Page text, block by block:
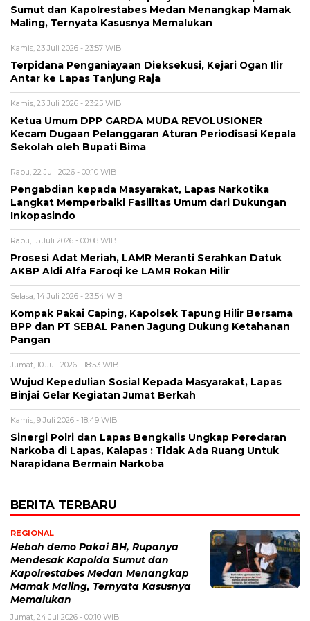
Sumut dan Kapolrestabes Medan Menangkap Mamak
Maling, Ternyata Kasusnya Memalukan
Kamis, 23 Juli 2026 - 23:57 WIB
Terpidana Penganiayaan Dieksekusi, Kejari Ogan Ilir
Antar ke Lapas Tanjung Raja
Kamis, 23 Juli 2026 - 23:25 WIB
Ketua Umum DPP GARDA MUDA REVOLUSIONER
Kecam Dugaan Pelanggaran Aturan Periodisasi Kepala
Sekolah oleh Bupati Bima
Rabu, 22 Juli 2026 - 00:10 WIB
Pengabdian kepada Masyarakat, Lapas Narkotika
Langkat Memperbaiki Fasilitas Umum dari Dukungan
Inkopasindo
Rabu, 15 Juli 2026 - 00:08 WIB
Prosesi Adat Meriah, LAMR Meranti Serahkan Datuk
AKBP Aldi Alfa Faroqi ke LAMR Rokan Hilir
Selasa, 14 Juli 2026 - 23:54 WIB
Kompak Pakai Caping, Kapolsek Tapung Hilir Bersama
BPP dan PT SEBAL Panen Jagung Dukung Ketahanan
Pangan
Jumat, 10 Juli 2026 - 18:53 WIB
Wujud Kepedulian Sosial Kepada Masyarakat, Lapas
Binjai Gelar Kegiatan Jumat Berkah
Kamis, 9 Juli 2026 - 18:49 WIB
Sinergi Polri dan Lapas Bengkalis Ungkap Peredaran
Narkoba di Lapas, Kalapas : Tidak Ada Ruang Untuk
Narapidana Bermain Narkoba
BERITA TERBARU
REGIONAL
Heboh demo Pakai BH, Rupanya
Mendesak Kapolda Sumut dan
Kapolrestabes Medan Menangkap
Mamak Maling, Ternyata Kasusnya
Memalukan
Jumat, 24 Jul 2026 - 00:10 WIB